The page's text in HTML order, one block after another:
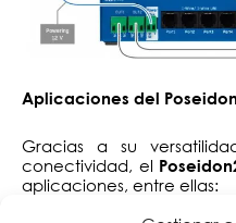
Aplicaciones del
Gracias a su
conectividad, el
aplicaciones, entre ellas: